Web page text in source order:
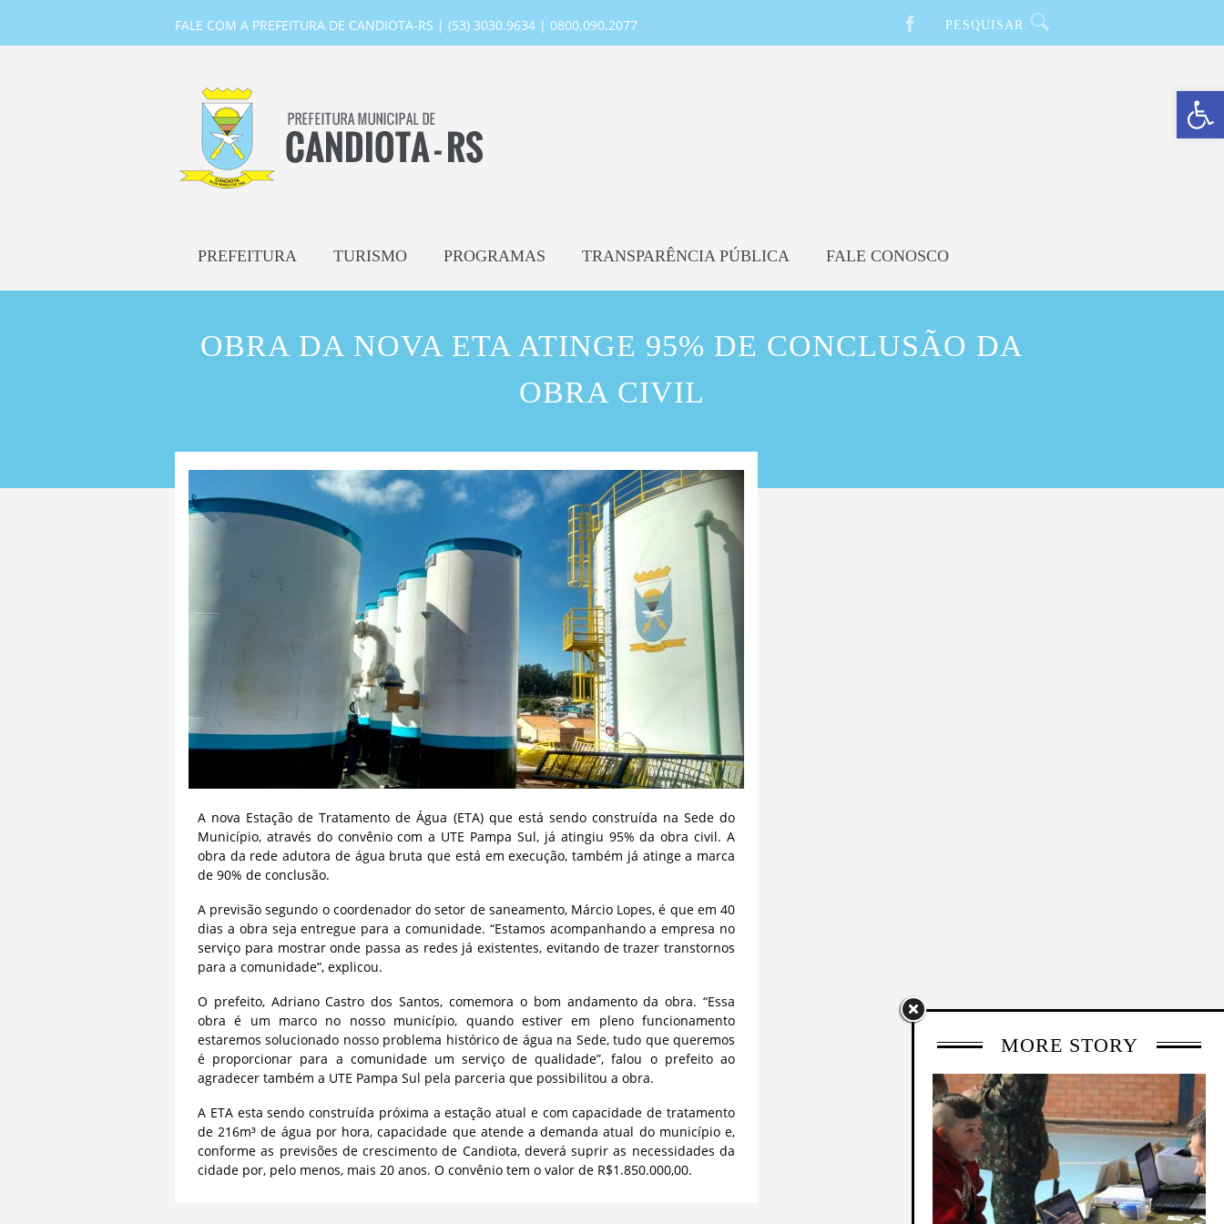
Barra de Ferramentas Aberta
FALE COM A PREFEITURA DE CANDIOTA-RS | (53) 3030.9634 | 0800.090.2077
PREFEITURA TURISMO PROGRAMAS TRANSPARÊNCIA PÚBLICA FALE CONOSCO
OBRA DA NOVA ETA ATINGE 95% DE CONCLUSÃO DA
OBRA CIVIL
A nova Estação de Tratamento de Água (ETA) que está sendo construída na Sede do
Município, através do convênio com a UTE Pampa Sul, já atingiu 95% da obra civil. A
obra da rede adutora de água bruta que está em execução, também já atinge a marca
de 90% de conclusão.
A previsão segundo o coordenador do setor de saneamento, Márcio Lopes, é que em 40
dias a obra seja entregue para a comunidade. “Estamos acompanhando a empresa no
serviço para mostrar onde passa as redes já existentes, evitando de trazer transtornos
para a comunidade”, explicou.
O prefeito, Adriano Castro dos Santos, comemora o bom andamento da obra. “Essa
obra é um marco no nosso município, quando estiver em pleno funcionamento
estaremos solucionado nosso problema histórico de água na Sede, tudo que queremos
é proporcionar para a comunidade um serviço de qualidade”, falou o prefeito ao
agradecer também a UTE Pampa Sul pela parceria que possibilitou a obra.
A ETA esta sendo construída próxima a estação atual e com capacidade de tratamento
de 216m³ de água por hora, capacidade que atende a demanda atual do município e,
conforme as previsões de crescimento de Candiota, deverá suprir as necessidades da
cidade por, pelo menos, mais 20 anos. O convênio tem o valor de R$1.850.000,00.
MORE STORY